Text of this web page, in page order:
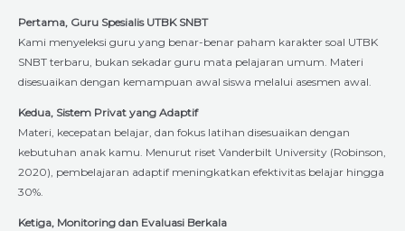
Pertama, Guru Spesialis UTBK SNBT
Kami menyeleksi guru yang benar-benar paham karakter soal UTBK
SNBT terbaru, bukan sekadar guru mata pelajaran umum. Materi
disesuaikan dengan kemampuan awal siswa melalui asesmen awal.
Kedua, Sistem Privat yang Adaptif
Materi, kecepatan belajar, dan fokus latihan disesuaikan dengan
kebutuhan anak kamu. Menurut riset Vanderbilt University (Robinson,
2020), pembelajaran adaptif meningkatkan efektivitas belajar hingga
30%.
Ketiga, Monitoring dan Evaluasi Berkala